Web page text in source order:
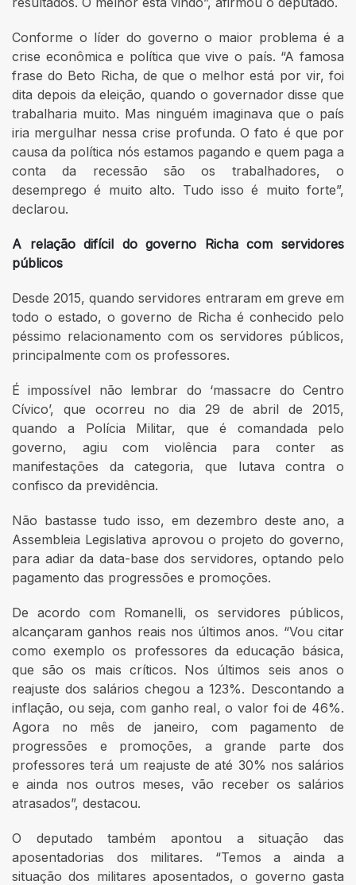
Conforme o líder do governo o maior problema é a
crise econômica e política que vive o país. “A famosa
frase do Beto Richa, de que o melhor está por vir, foi
dita depois da eleição, quando o governador disse que
trabalharia muito. Mas ninguém imaginava que o país
iria mergulhar nessa crise profunda. O fato é que por
causa da política nós estamos pagando e quem paga a
conta da recessão são os trabalhadores, o
desemprego é muito alto. Tudo isso é muito forte”,
declarou.
A relação difícil do governo Richa com servidores
públicos
Desde 2015, quando servidores entraram em greve em
todo o estado, o governo de Richa é conhecido pelo
péssimo relacionamento com os servidores públicos,
principalmente com os professores.
É impossível não lembrar do ‘massacre do Centro
Cívico’, que ocorreu no dia 29 de abril de 2015,
quando a Polícia Militar, que é comandada pelo
governo, agiu com violência para conter as
manifestações da categoria, que lutava contra o
confisco da previdência.
Não bastasse tudo isso, em dezembro deste ano, a
Assembleia Legislativa aprovou o projeto do governo,
para adiar da data-base dos servidores, optando pelo
pagamento das progressões e promoções.
De acordo com Romanelli, os servidores públicos,
alcançaram ganhos reais nos últimos anos. “Vou citar
como exemplo os professores da educação básica,
que são os mais críticos. Nos últimos seis anos o
reajuste dos salários chegou a 123%. Descontando a
inflação, ou seja, com ganho real, o valor foi de 46%.
Agora no mês de janeiro, com pagamento de
progressões e promoções, a grande parte dos
professores terá um reajuste de até 30% nos salários
e ainda nos outros meses, vão receber os salários
atrasados”, destacou.
O deputado também apontou a situação das
aposentadorias dos militares. “Temos a ainda a
situação dos militares aposentados, o governo gasta